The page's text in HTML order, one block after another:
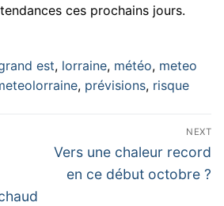
ces prochains jours.
est, lorraine, météo, meteo
, prévisions, risque
NEXT
Next
post:
Vers une chaleur record
en ce début octobre ?